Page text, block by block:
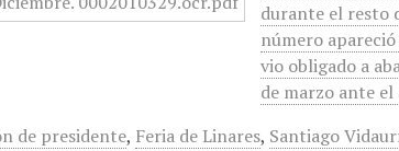
durante el resto
número
vio obligado a
de marzo ante
de presidente, Feria de Linares, Santiago